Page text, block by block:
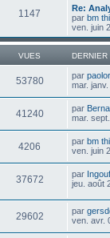
1147
Re:
par bm
ven. juin
VUES
53780 par
mar.
41240 par
mar.
4206 par bm
ven. juin
37672 par Ingouf
jeu. août
29602 par
ven. avr.